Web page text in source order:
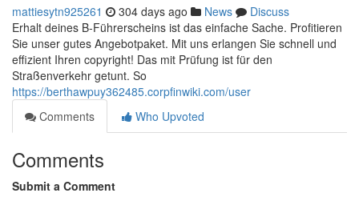
mattiesytn925261 304 days ago News
Discuss
Erhalt deines B-Führerscheins ist das einfache Sache. Profitieren
Sie unser gutes Angebotpaket. Mit uns erlangen Sie schnell und
effizient Ihren copyright! Das mit Prüfung ist für den
Straßenverkehr getunt. So
https://berthawpuy362485.corpfinwiki.com/user
Comments
Who Upvoted
Comments
Submit a Comment